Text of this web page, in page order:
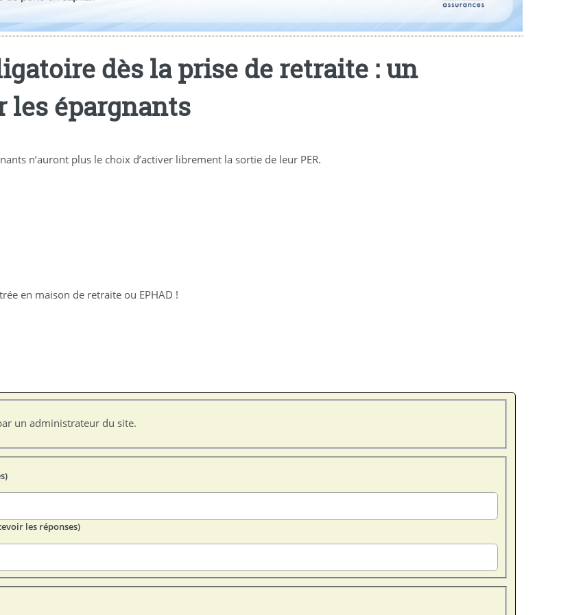
dès la prise de retraite : un
les épargnants
n’auront plus le choix d’activer librement la sortie de leur PER.
en maison de retraite ou EPHAD !
un administrateur du site.
les réponses)